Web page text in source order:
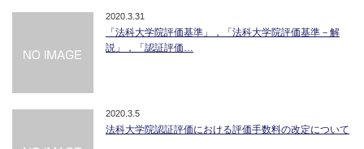
2020.3.31
「法科大学院評価基準」，「法科大学院評価基準－解
説」，「認証評価…
2020.3.5
法科大学院認証評価における評価手数料の改定について